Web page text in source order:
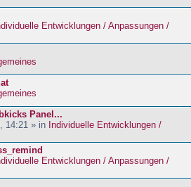
Entwicklungen / Anpassungen /
Panel...
14:21 » in Individuelle Entwicklungen /
Entwicklungen / Anpassungen /